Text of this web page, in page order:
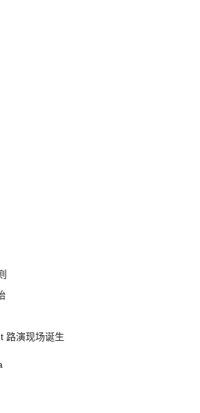
路演现场诞生